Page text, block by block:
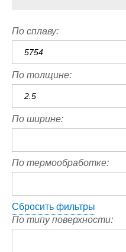
По сплаву:
5754
По толщине:
2.5
По ширине:
По термообработке:
Сбросить фильтры
По типу поверхности: